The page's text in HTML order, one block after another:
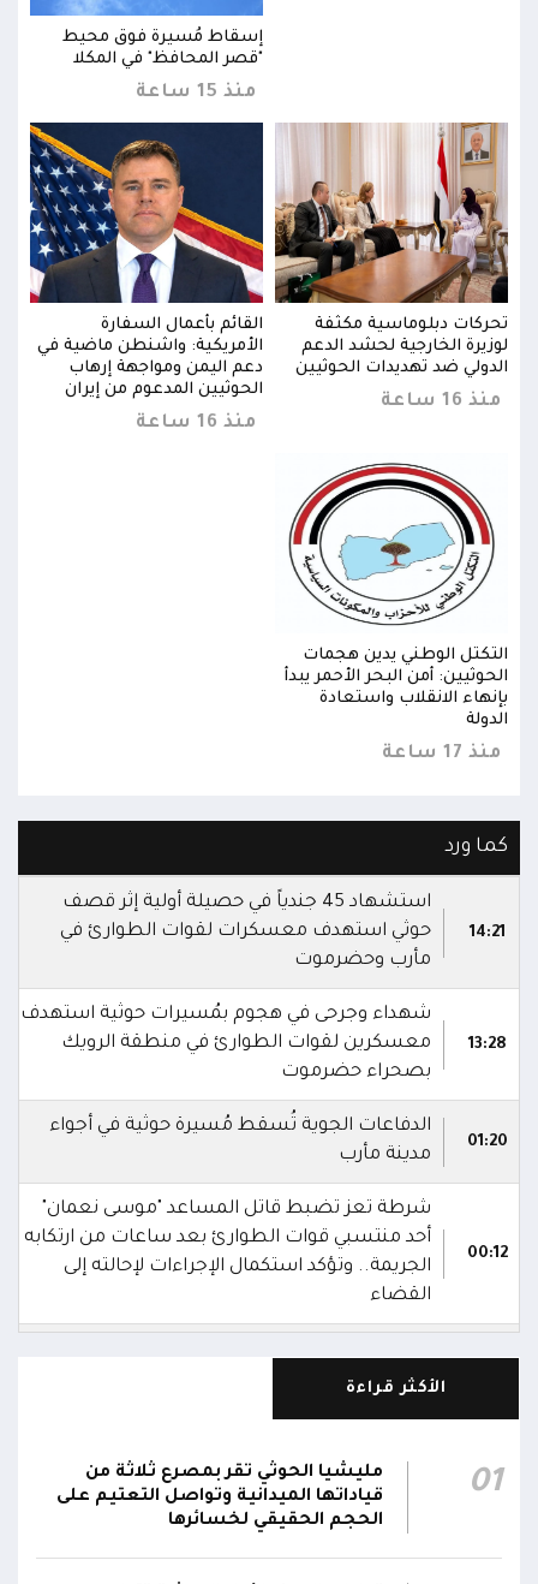
إسقاط مُسيرة فوق محيط
"قصر المحافظ" في المكلا
منذ 15 ساعة
تحركات دبلوماسية مكثفة
لوزيرة الخارجية لحشد الدعم
الدولي ضد تهديدات الحوثيين
منذ 16 ساعة
القائم بأعمال السفارة
الأمريكية: واشنطن ماضية في
دعم اليمن ومواجهة إرهاب
الحوثيين المدعوم من إيران
منذ 16 ساعة
التكتل الوطني يدين هجمات
الحوثيين: أمن البحر الأحمر يبدأ
بإنهاء الانقلاب واستعادة
الدولة
منذ 17 ساعة
كما ورد
14:21
استشهاد 45 جندياً في حصيلة أولية إثر قصف
حوثي استهدف معسكرات لقوات الطوارئ في
مأرب وحضرموت
13:28
شهداء وجرحى في هجوم بمُسيرات حوثية استهدف
معسكرين لقوات الطوارئ في منطقة الرويك
بصحراء حضرموت
01:20
الدفاعات الجوية تُسقط مُسيرة حوثية في أجواء
مدينة مأرب
00:12
شرطة تعز تضبط قاتل المساعد "موسى نعمان"
أحد منتسبي قوات الطوارئ بعد ساعات من ارتكابه
الجريمة.. وتؤكد استكمال الإجراءات لإحالته إلى
القضاء
وتجهيز 11 منشأة صحية في لحج والضالع
22:01
الحوثيون يزعمون استهداف ثاني ناقلة نفط
سعودية خلال 24 ساعة بصاروخ باليستي في خليج
الأكثر قراءة
01
مليشيا الحوثي تقر بمصرع ثلاثة من
قياداتها الميدانية وتواصل التعتيم على
الحجم الحقيقي لخسائرها